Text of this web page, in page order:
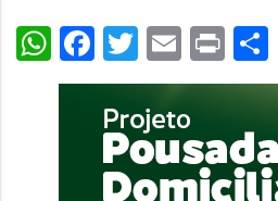
WhatsApp
Facebook
Twitter
EmailPrint